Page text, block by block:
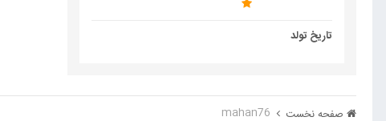
تاریخ تولد
صفحه نخست mahan76